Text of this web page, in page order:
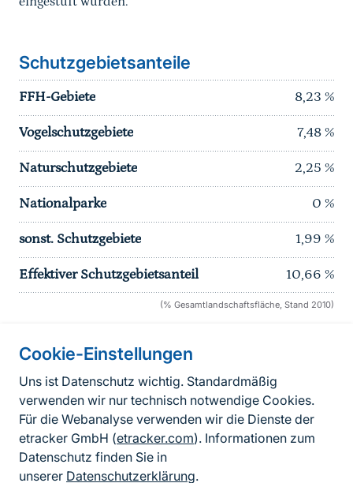
Cookie-Einstellungen
Uns ist Datenschutz wichtig. Standardmäßig
verwenden wir nur technisch notwendige Cookies.
Für die Webanalyse verwenden wir die Dienste der
etracker GmbH (etracker.com). Informationen zum
Datenschutz finden Sie in
unserer Datenschutzerklärung.
Schutzgebietsanteile
FFH-Gebiete 8,23 %
Vogelschutzgebiete 7,48 %
Naturschutzgebiete 2,25 %
Nationalparke 0 %
sonst. Schutzgebiete 1,99 %
Effektiver Schutzgebietsanteil 10,66 %
(% Gesamtlandschaftsfläche, Stand 2010)
Informationen zur Seite
FußzeileKontakt zum BfN
Kontaktformular
Erklärung zur Barrierefreiheit